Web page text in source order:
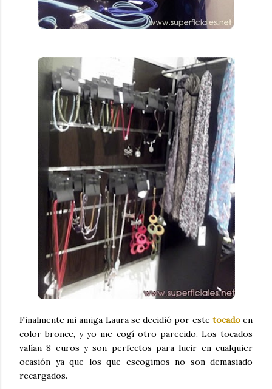
Finalmente mi amiga Laura se decidió por este tocadoen
color bronce, y yo me cogí otro parecido. Los tocados
valían 8 euros y son perfectos para lucir en cualquier
ocasión ya que los que escogimos no son demasiado
recargados.